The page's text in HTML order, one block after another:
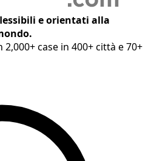
e orientati alla
case in 400+ città e 70+